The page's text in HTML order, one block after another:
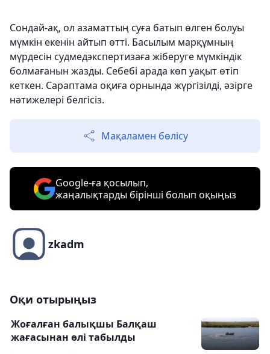
Сондай-ақ, ол азаматтың суға батып өлген болуы
мүмкін екенін айтып өтті. Басылым марқұмның
мүрдесін судмедэкспертизаға жіберуге мүмкіндік
болмағанын жазды. Себебі арада көп уақыт өтіп
кеткен. Сараптама оқиға орнында жүргізілді, әзірге
нәтижелері белгісіз.
Мақаламен бөлісу
Google-ға қосылып,
жаңалықтарды бірінші болып оқыңыз
zkadm
Оқи отырыңыз
Жоғалған балықшы Балқаш
жағасынан өлі табылды